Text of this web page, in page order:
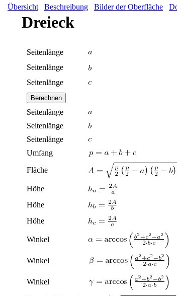
Dreieck
Seitenlänge
Seitenlänge
Seitenlänge
Seitenlänge
Seitenlänge
Seitenlänge
Umfang
Fläche
Höhe
Höhe
Höhe
Winkel
Winkel
Winkel
Übersicht Beschreibung Bilder der Oberfläche